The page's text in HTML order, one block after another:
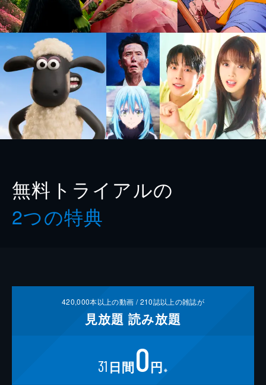
無料トライアルの
2つの特典
420,000本以上の動画 /210誌以上の雑誌が
見放題 読み放題
31 日間0円 ※